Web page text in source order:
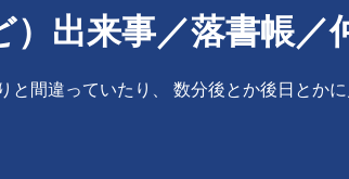
出来事／落書帳／
間違っていたり、 数分後とか後日とか